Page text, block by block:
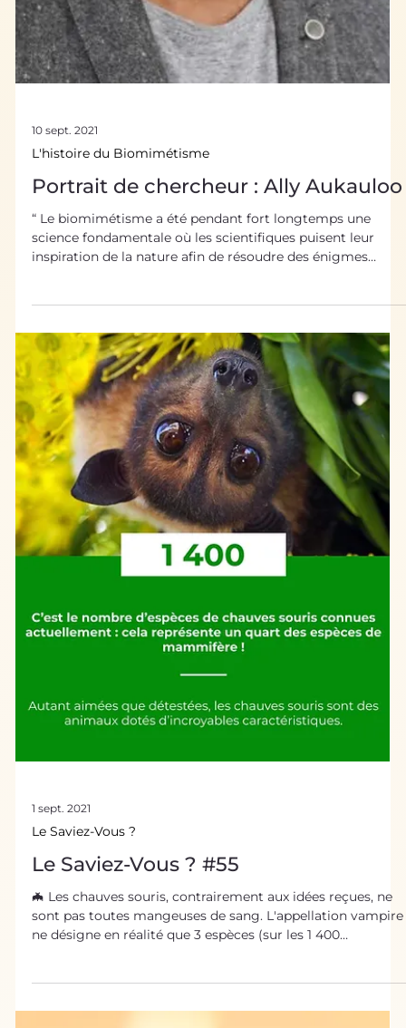
10 sept. 2021
L'histoire du Biomimétisme
Portrait de chercheur : Ally Aukauloo
“ Le biomimétisme a été pendant fort longtemps une
science fondamentale où les scientifiques puisent leur
inspiration de la nature afin de résoudre des énigmes
scientifiques . Bioxegy était le chaînon manquant pour
s’impose comme une plateforme privilégiée pour relier la
recherche fondamentale et les applications industrielles
pour un monde durable .” Ally Aukauloo, Professeur à
l'Université Paris-Saclay Quelques mots su